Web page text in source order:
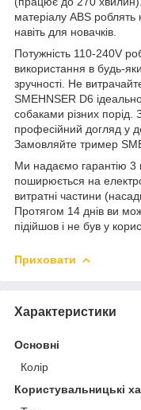
матеріалу ABS
навіть для новачків.
Потужність 110-240V
використання в будь-
зручності. Не
SMEHNSER D6
собаками різних
професійний догляд у
Замовляйте тример
Ми надаємо гарантію 3
поширюється на
витратні частини
Протягом 14 днів ви
підійшов і не був у
Приховати
Характеристики
Основні
Колір
Користувальницькі